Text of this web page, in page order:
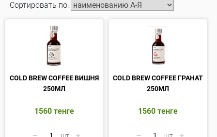
Сортировать по:
COLD BREW COFFEE ВИШНЯ
250МЛ
1560 тенге
шт.
COLD BREW COFFEE ГРАНАТ
250МЛ
1560 тенге
шт.